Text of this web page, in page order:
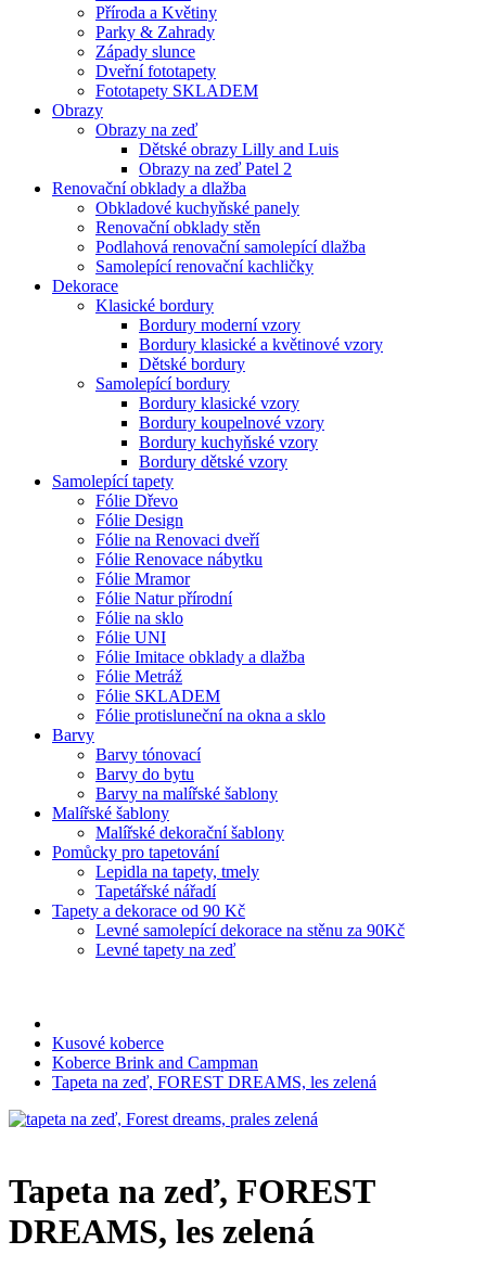
Příroda a Květiny
Parky & Zahrady
Západy slunce
Dveřní fototapety
Fototapety SKLADEM
Obrazy
Obrazy na zeď
Dětské obrazy Lilly and Luis
Obrazy na zeď Patel 2
Renovační obklady a dlažba
Obkladové kuchyňské panely
Renovační obklady stěn
Podlahová renovační samolepící dlažba
Samolepící renovační kachličky
Dekorace
Klasické bordury
Bordury moderní vzory
Bordury klasické a květinové vzory
Dětské bordury
Samolepící bordury
Bordury klasické vzory
Bordury koupelnové vzory
Bordury kuchyňské vzory
Bordury dětské vzory
Samolepící tapety
Fólie Dřevo
Fólie Design
Fólie na Renovaci dveří
Fólie Renovace nábytku
Fólie Mramor
Fólie Natur přírodní
Fólie na sklo
Fólie UNI
Fólie Imitace obklady a dlažba
Fólie Metráž
Fólie SKLADEM
Fólie protisluneční na okna a sklo
Barvy
Barvy tónovací
Barvy do bytu
Barvy na malířské šablony
Malířské šablony
Malířské dekorační šablony
Pomůcky pro tapetování
Lepidla na tapety, tmely
Tapetářské nářadí
Tapety a dekorace od 90 Kč
Levné samolepící dekorace na stěnu za 90Kč
Levné tapety na zeď
Kusové koberce
Koberce Brink and Campman
Tapeta na zeď, FOREST DREAMS, les zelená
Tapeta na zeď, FOREST
DREAMS, les zelená